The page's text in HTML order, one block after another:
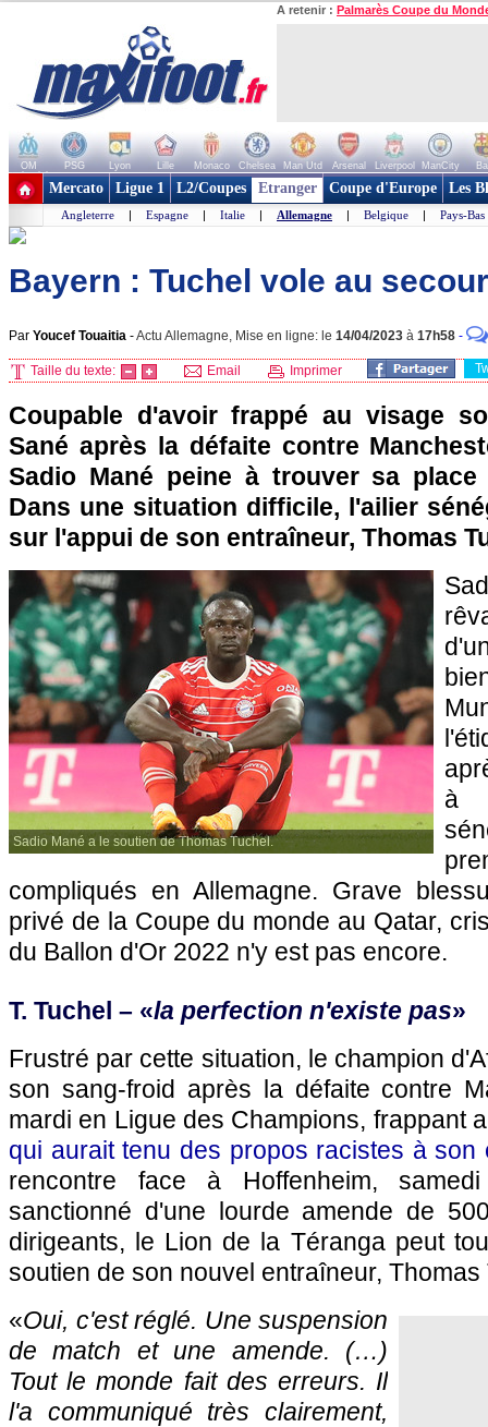
A retenir : Palmarès Coupe du
OM PSG Lyon Lille Monaco Chelsea Man Utd Arsenal Liverpool ManCity
+ de clubs
Mercato Ligue 1 L2/Coupes Etranger Coupe d'Europe Les
Angleterre | Espagne | Italie | Allemagne | Belgique | Pays-Bas
Bayern : Tuchel vole au
Par Youcef Touaitia -Actu Allemagne, Mise en ligne: le 14/04/2023 à 17h58 -
Taille du texte: Email Imprimer
Coupable d'avoir frappé au visage
Sané après la défaite contre
Sadio Mané peine à trouver sa
Dans une situation difficile, l'ailier
sur l'appui de son entraîneur, Thomas
Sadio Mané a le soutien de Thomas Tuchel.
à
compliqués en Allemagne. Grave
privé de la Coupe du monde au Qatar,
du Ballon d'Or 2022 n'y est pas encore.
T. Tuchel – «la perfection n'existe pas»
Frustré par cette situation, le champion
son sang-froid après la défaite contre
mardi en Ligue des Champions, frappant
qui aurait tenu des propos racistes à son
rencontre face à Hoffenheim,
sanctionné d'une lourde amende de
dirigeants, le Lion de la Téranga peut
soutien de son nouvel entraîneur, Thomas
«Oui, c'est réglé. Une suspension
de match et une amende. (…)
Tout le monde fait des erreurs. Il
l'a communiqué très clairement,